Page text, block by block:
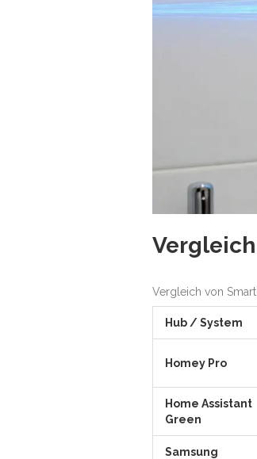
Vergleich von
Hub / System
Homey Pro
Home Assistant
Green
Samsung